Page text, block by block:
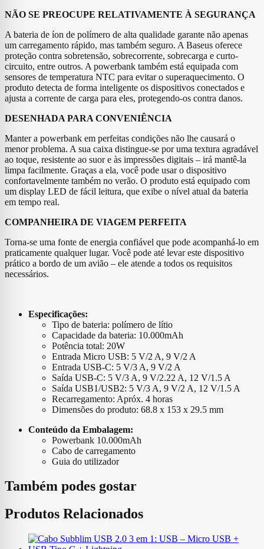
NÃO SE PREOCUPE RELATIVAMENTE À SEGURANÇA
A bateria de íon de polímero de alta qualidade garante não apenas
um carregamento rápido, mas também seguro. A Baseus oferece
proteção contra sobretensão, sobrecorrente, sobrecarga e curto-
circuito, entre outros. A powerbank também está equipada com
sensores de temperatura NTC para evitar o superaquecimento. O
produto detecta de forma inteligente os dispositivos conectados e
ajusta a corrente de carga para eles, protegendo-os contra danos.
DESENHADA PARA CONVENIÊNCIA
Manter a powerbank em perfeitas condições não lhe causará o
menor problema. A sua caixa distingue-se por uma textura agradável
ao toque, resistente ao suor e às impressões digitais – irá mantê-la
limpa facilmente. Graças a ela, você pode usar o dispositivo
confortavelmente também no verão. O produto está equipado com
um display LED de fácil leitura, que exibe o nível atual da bateria
em tempo real.
COMPANHEIRA DE VIAGEM PERFEITA
Torna-se uma fonte de energia confiável que pode acompanhá-lo em
praticamente qualquer lugar. Você pode até levar este dispositivo
prático a bordo de um avião – ele atende a todos os requisitos
necessários.
Especificações:
Tipo de bateria: polímero de lítio
Capacidade da bateria: 10.000mAh
Potência total: 20W
Entrada Micro USB: 5 V/2 A, 9 V/2 A
Entrada USB-C: 5 V/3 A, 9 V/2 A
Saída USB-C: 5 V/3 A, 9 V/2.22 A, 12 V/1.5 A
Saída USB1/USB2: 5 V/3 A, 9 V/2 A, 12 V/1.5 A
Recarregamento: Apróx. 4 horas
Dimensões do produto: 68.8 x 153 x 29.5 mm
Conteúdo da Embalagem:
Powerbank 10.000mAh
Cabo de carregamento
Guia do utilizador
Também podes gostar
Produtos Relacionados